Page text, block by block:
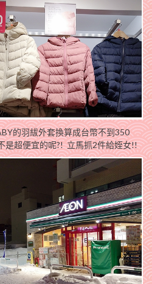
的羽紱外套換算成台幣不到350
是超便宜的呢?! 立馬抓2件給姪女!!